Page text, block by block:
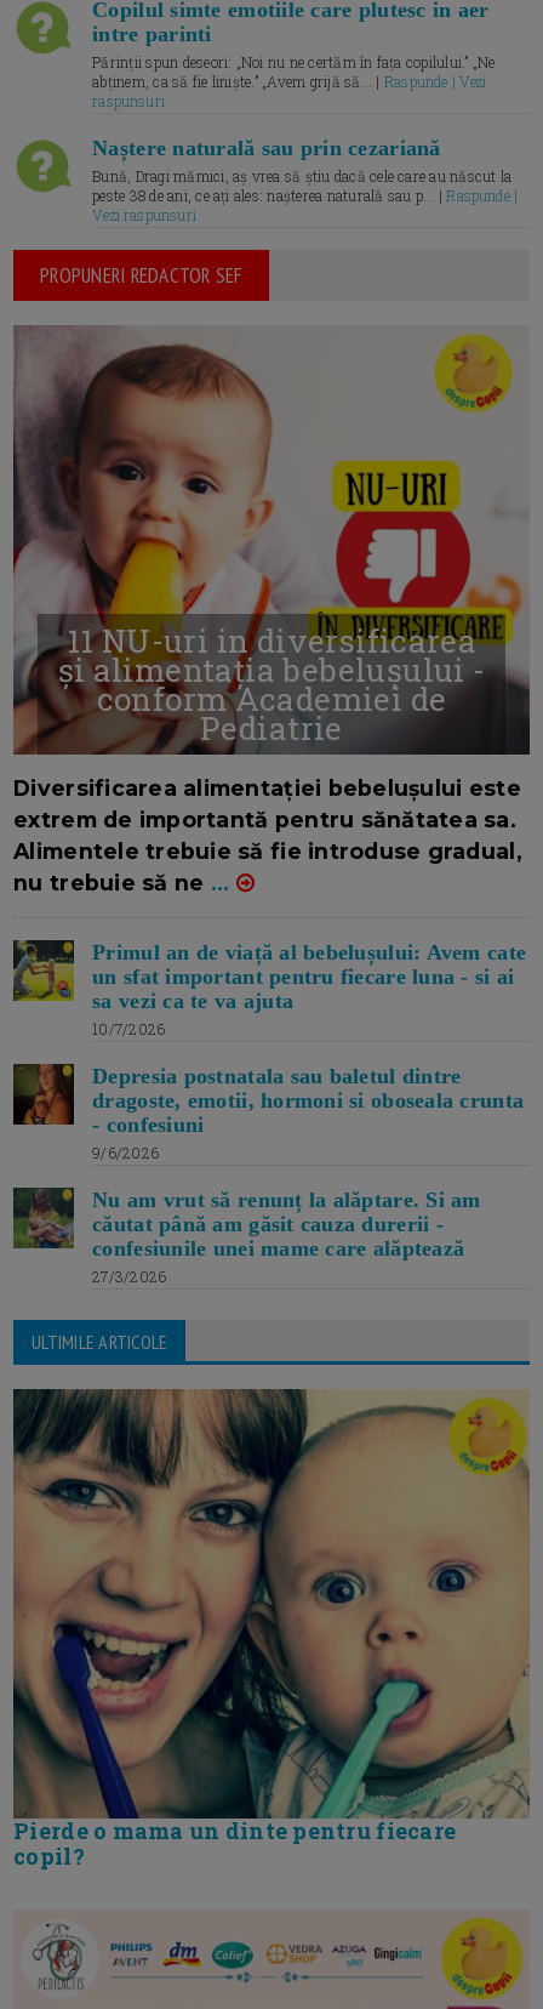
Copilul simte emotiile care plutesc in aer
intre parinti
Părinții spun deseori: „Noi nu ne certăm în fața copilului.” „Ne
abținem, ca să fie liniște.” „Avem grijă să... | Raspunde | Vezi
raspunsuri
Naștere naturală sau prin cezariană
Bună, Dragi mămici, aș vrea să știu dacă cele care au născut la
peste 38 de ani, ce ați ales: nașterea naturală sau p... |Raspunde |
Vezi raspunsuri
PROPUNERI REDACTOR SEF
11 NU-uri in diversificarea
și alimentația bebelușului -
conform Academiei de
Pediatrie
Diversificarea alimentației bebelușului este
extrem de importantă pentru sănătatea sa.
Alimentele trebuie să fie introduse gradual,
nu trebuie să ne ...
Primul an de viață al bebelușului: Avem cate
un sfat important pentru fiecare luna - si ai
sa vezi ca te va ajuta
10/7/2026
Depresia postnatala sau baletul dintre
dragoste, emotii, hormoni si oboseala crunta
- confesiuni
9/6/2026
Nu am vrut să renunț la alăptare. Si am
căutat până am găsit cauza durerii -
confesiunile unei mame care alăptează
27/3/2026
ULTIMILE ARTICOLE
Pierde o mama un dinte pentru fiecare
copil?